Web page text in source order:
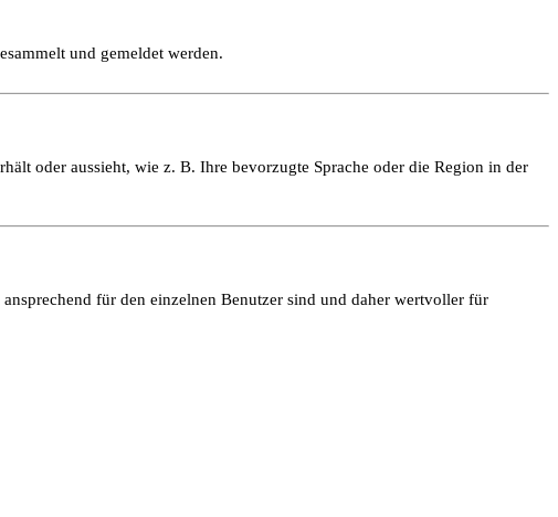
und gemeldet werden.
oder aussieht, wie z. B. Ihre bevorzugte Sprache oder die Region in der
für den einzelnen Benutzer sind und daher wertvoller für